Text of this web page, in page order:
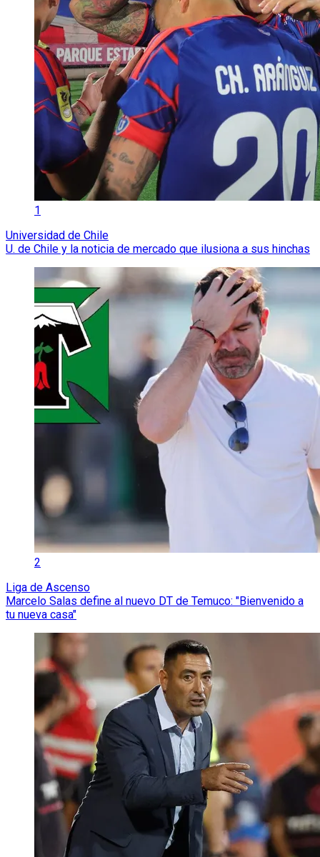
1
Universidad de Chile
U. de Chile y la noticia de mercado que ilusiona a sus hinchas
2
Liga de Ascenso
Marcelo Salas define al nuevo DT de Temuco: "Bienvenido a
tu nueva casa"